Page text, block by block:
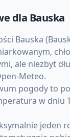
dla Bauska
Bauska
ale niezbyt
Meteo.
pogody to
w
jeden